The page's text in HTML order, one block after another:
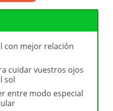
con mejor relación
cuidar vuestros ojos
sol
entre modo especial